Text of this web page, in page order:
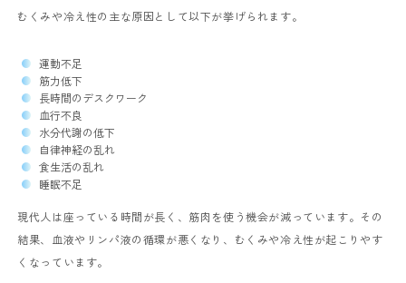
むくみや冷え性の主な原因として以下が挙げられます。
運動不足
筋力低下
長時間のデスクワーク
血行不良
水分代謝の低下
自律神経の乱れ
食生活の乱れ
睡眠不足
現代人は座っている時間が長く、筋肉を使う機会が減っています。その
結果、血液やリンパ液の循環が悪くなり、むくみや冷え性が起こりやす
くなっています。